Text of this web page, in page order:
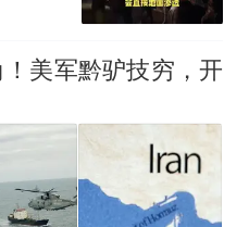
美军黔驴技穷，开